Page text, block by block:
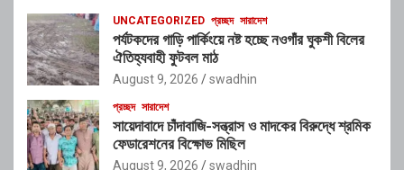
UNCATEGORIZED প্রচ্ছদ সারাদেশ
পর্যটকদের গাড়ি পার্কিংয়ে নষ্ট হচ্ছে নওগাঁর ঘুকশী বিলের
ঐতিহ্যবাহী ফুটবল মাঠ
August 9, 2026 swadhin
প্রচ্ছদ সারাদেশ
সায়েদাবাদে চাঁদাবাজি-সন্ত্রাস ও মাদকের বিরুদ্ধে শ্রমিক
ফেডারেশনের বিক্ষোভ মিছিল
August 9, 2026 swadhin